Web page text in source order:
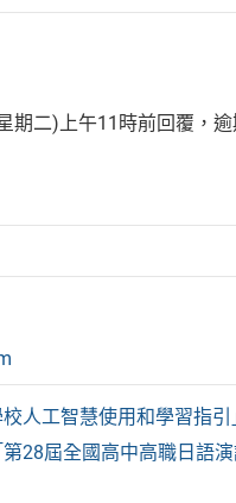
期二)上午11時前回覆，
人工智慧使用和學習指引
第28屆全國高中高職日語